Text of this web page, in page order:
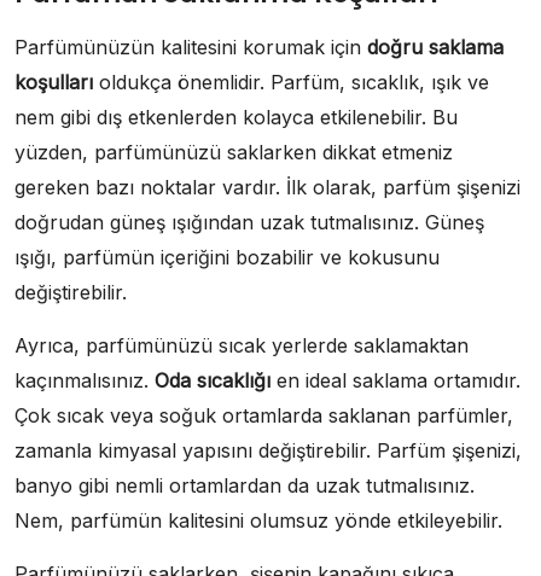
Parfümünüzün kalitesini korumak için doğru saklama
koşulları oldukça önemlidir. Parfüm, sıcaklık, ışık ve
nem gibi dış etkenlerden kolayca etkilenebilir. Bu
yüzden, parfümünüzü saklarken dikkat etmeniz
gereken bazı noktalar vardır. İlk olarak, parfüm şişenizi
doğrudan güneş ışığından uzak tutmalısınız. Güneş
ışığı, parfümün içeriğini bozabilir ve kokusunu
değiştirebilir.
Ayrıca, parfümünüzü sıcak yerlerde saklamaktan
kaçınmalısınız. Oda sıcaklığı en ideal saklama ortamıdır.
Çok sıcak veya soğuk ortamlarda saklanan parfümler,
zamanla kimyasal yapısını değiştirebilir. Parfüm şişenizi,
banyo gibi nemli ortamlardan da uzak tutmalısınız.
Nem, parfümün kalitesini olumsuz yönde etkileyebilir.